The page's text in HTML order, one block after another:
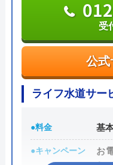
の費用は発生しま
用意されており、
料金5,280円で対応
リフォームも、格安
公
公式
受
ライフ水道サー
●料金 基
●キャンペーン
お